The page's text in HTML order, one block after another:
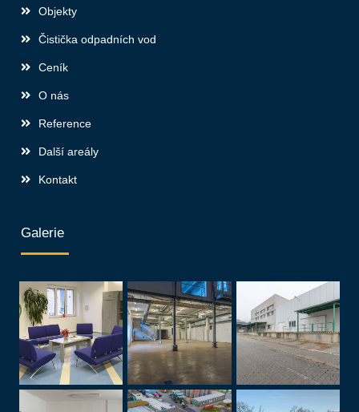
Objekty
Čistička odpadních vod
Ceník
O nás
Reference
Další areály
Kontakt
Galerie